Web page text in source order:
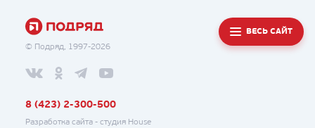
© Подряд, 1997-2026
ВЕСЬ САЙТ
8 (423) 2-300-500
Разработка сайта - студия House